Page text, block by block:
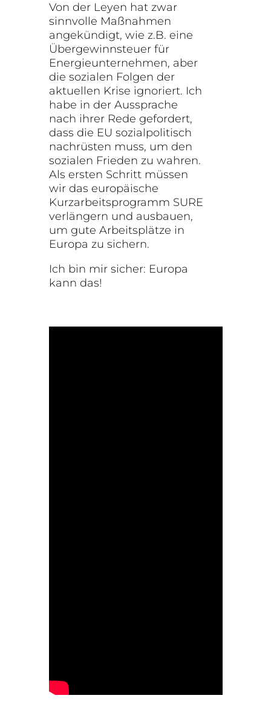
Von der Leyen hat zwar
sinnvolle Maßnahmen
angekündigt, wie z.B. eine
Übergewinnsteuer für
Energieunternehmen, aber
die sozialen Folgen der
aktuellen Krise ignoriert. Ich
habe in der Aussprache
nach ihrer Rede gefordert,
dass die EU sozialpolitisch
nachrüsten muss, um den
sozialen Frieden zu wahren.
Als ersten Schritt müssen
wir das europäische
Kurzarbeitsprogramm SURE
verlängern und ausbauen,
um gute Arbeitsplätze in
Europa zu sichern.
Ich bin mir sicher: Europa
kann das!